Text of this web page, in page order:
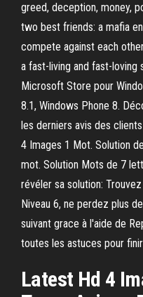
greed, deception, money,
two best friends: a mafia
compete against each
a fast-living and fast-
Microsoft Store pour
8.1, Windows Phone 8.
les derniers avis des
4 Images 1 Mot. Solution
mot. Solution Mots de 7
révéler sa solution:
Niveau 6, ne perdez plus
suivant grace à l'aide de
toutes les astuces pour
Latest Hd 4